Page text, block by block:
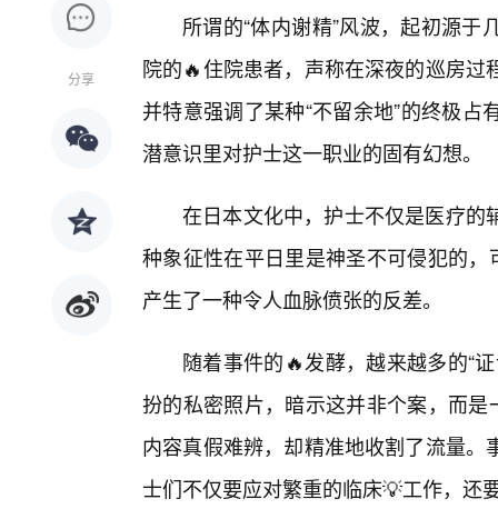
分享
所谓的“体内谢精”风波，起初源
院的🔥住院患者，声称在深夜的巡房
并特意强调了某种“不留余地”的终极
潜意识里对护士这一职业的固有幻想。
在日本文化中，护士不仅是医疗的
种象征性在平日里是神圣不可侵犯的
产生了一种令人血脉偾张的反差。
随着事件的🔥发酵，越来越多的“
扮的私密照片，暗示这并非个案，而
内容真假难辨，却精准地收割了流量
士们不仅要应对繁重的临床💡工作，还